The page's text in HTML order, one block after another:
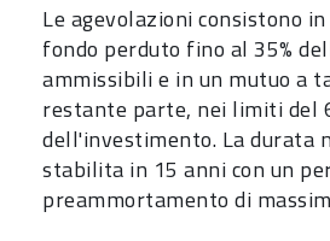
Le agevolazioni consistono
fondo perduto fino al 35%
ammissibili e in un mutuo a
restante parte, nei limiti del
dell'investimento. La durata
stabilita in 15 anni con un
preammortamento di